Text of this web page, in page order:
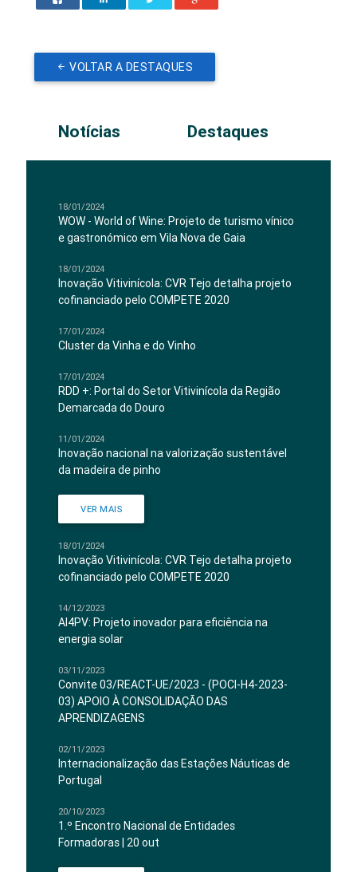
VOLTAR A DESTAQUES
Notícias Destaques
18/01/2024
WOW - World of Wine: Projeto de turismo vínico
e gastronómico em Vila Nova de Gaia
18/01/2024
Inovação Vitivinícola: CVR Tejo detalha projeto
cofinanciado pelo COMPETE 2020
17/01/2024
Cluster da Vinha e do Vinho
17/01/2024
RDD +: Portal do Setor Vitivinícola da Região
Demarcada do Douro
11/01/2024
Inovação nacional na valorização sustentável
da madeira de pinho
VER MAIS
18/01/2024
Inovação Vitivinícola: CVR Tejo detalha projeto
cofinanciado pelo COMPETE 2020
14/12/2023
AI4PV: Projeto inovador para eficiência na
energia solar
03/11/2023
Convite 03/REACT-UE/2023 - (POCI-H4-2023-
03) APOIO À CONSOLIDAÇÃO DAS
APRENDIZAGENS
02/11/2023
Internacionalização das Estações Náuticas de
Portugal
20/10/2023
1.º Encontro Nacional de Entidades
Formadoras | 20 out